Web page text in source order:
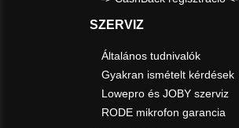
SZERVIZ
Általános tudnivalók
Gyakran ismételt kérdések
Lowepro és JOBY szerviz
RODE mikrofon garancia